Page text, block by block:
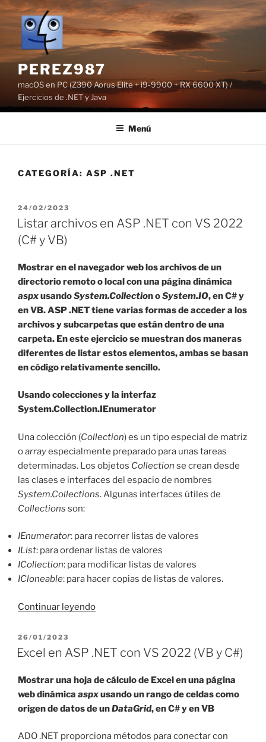
Saltar
contenido
PEREZ987
macOS en PC (Z390 Aorus Elite + i9-9900 + RX 6600 XT) /
Ejercicios de .NET y Java
Menú
CATEGORÍA: ASP .NET
PUBLICADO
EL
24/02/2023
Listar archivos en ASP .NET con VS 2022
(C# y VB)
Mostrar en el navegador web los archivos de un
directorio remoto o local con una página dinámica
aspxusandoSystem.Collection oSystem.IO, en C# y
en VB. ASP .NET tiene varias formas de acceder a los
archivos y subcarpetas que están dentro de una
carpeta. En este ejercicio se muestran dos maneras
diferentes de listar estos elementos, ambas se basan
en código relativamente sencillo.
Usando colecciones y la interfaz
System.Collection.IEnumerator
Una colección (Collection) es un tipo especial de matriz
oarrayespecialmente preparado para unas tareas
determinadas. Los objetos Collection se crean desde
las clases e interfaces del espacio de nombres
System.Collections. Algunas interfaces útiles de
Collections son:
IEnumerator: para recorrer listas de valores
IList: para ordenar listas de valores
ICollection: para modificar listas de valores
ICloneable: para hacer copias de listas de valores.
Continuar leyendo«Listar
ASP
con
VS
2022
y
PUBLICADO
EL
26/01/2023
Excel en ASP .NET con VS 2022 (VB y C#)
Mostrar una hoja de cálculo de Excel en una página
web dinámica aspxusando un rango de celdas como
origen de datos de unDataGrid, en C# y en VB
ADO .NET proporciona métodos para conectar con